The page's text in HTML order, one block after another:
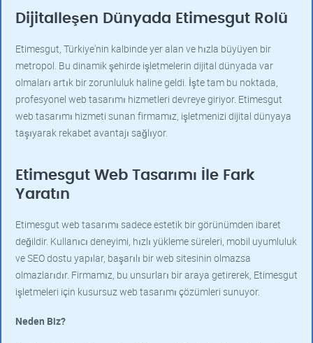
Dijitalleşen Dünyada Etimesgut Rolü
Etimesgut, Türkiye'nin kalbinde yer alan ve hızla büyüyen bir
metropol. Bu dinamik şehirde işletmelerin dijital dünyada var
olmaları artık bir zorunluluk haline geldi. İşte tam bu noktada,
profesyonel web tasarımı hizmetleri devreye giriyor. Etimesgut
web tasarımı hizmeti sunan firmamız, işletmenizi dijital dünyaya
taşıyarak rekabet avantajı sağlıyor.
Etimesgut Web Tasarımı İle Fark
Yaratın
Etimesgut web tasarımı sadece estetik bir görünümden ibaret
değildir. Kullanıcı deneyimi, hızlı yükleme süreleri, mobil uyumluluk
ve SEO dostu yapılar, başarılı bir web sitesinin olmazsa
olmazlarıdır. Firmamız, bu unsurları bir araya getirerek, Etimesgut
işletmeleri için kusursuz web tasarımı çözümleri sunuyor.
Neden Biz?